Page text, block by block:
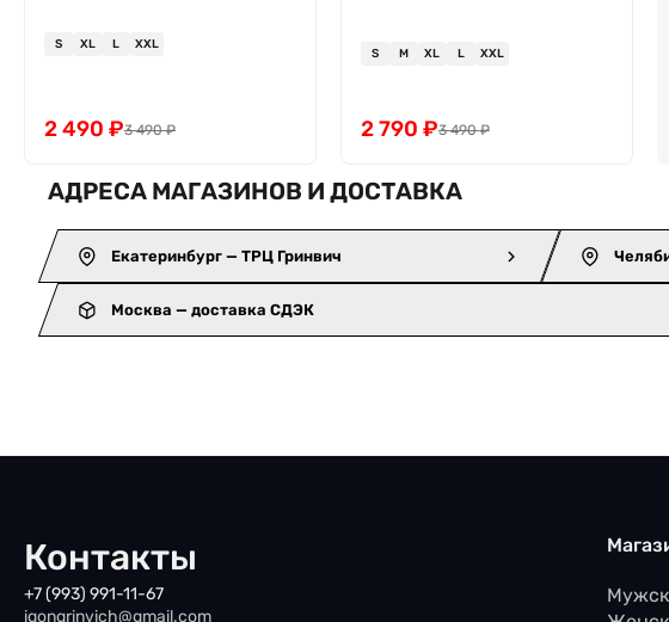
S XL L XXL
3 490₽
2 490 ₽
S M XL L XXL
3 490₽
2 790 ₽
АДРЕСА МАГАЗИНОВ И ДОСТАВКА
Екатеринбург — ТРЦ Гринвич
Москва — доставка СДЭК
Контакты
+7 (993) 991-11-67
iqongrinvich@gmail.com